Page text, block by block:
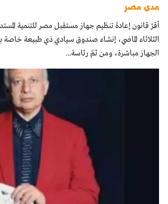
مدى مصر
أقرّ قانون إعادة تنظيم جهاز مستقبل مصر للتنمية
الثلاثاء الماضي، إنشاء صندوق سيادي ذي طبيعة خاصة
الجهاز مباشرة، ومن ثمّ رئاسة...